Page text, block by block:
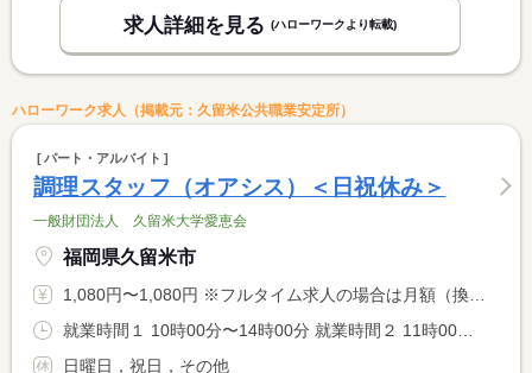
求人詳細を見る (ハローワークより転載)
ハローワーク求人（掲載元：久留米公共職業安定所）
パート・アルバイト
調理スタッフ（オアシス）＜日祝休み＞
一般財団法人 久留米大学愛恵会
福岡県久留米市
1,080円〜1,080円 ※フルタイム求人の場合は月額（換算額）、パート求人の場合は時間額を表示しています。
日曜日，祝日，その他